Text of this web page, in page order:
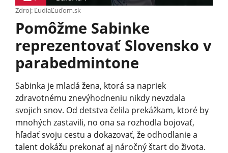
Zdroj: ĽudiaĽuďom.sk
Pomôžme Sabinke
reprezentovať Slovensko v
parabedmintone
Sabinka je mladá žena, ktorá sa napriek
zdravotnému znevýhodneniu nikdy nevzdala
svojich snov. Od detstva čelila prekážkam, ktoré by
mnohých zastavili, no ona sa rozhodla bojovať,
hľadať svoju cestu a dokazovať, že odhodlanie a
talent dokážu prekonať aj náročný štart do života.